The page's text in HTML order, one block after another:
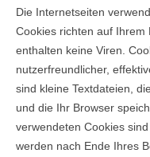
Die Internetseiten
Cookies richten auf Ihrem
enthalten keine Viren.
nutzerfreundlicher,
sind kleine Textdateien,
und die Ihr Browser
verwendeten Cookies
werden nach Ende Ihres